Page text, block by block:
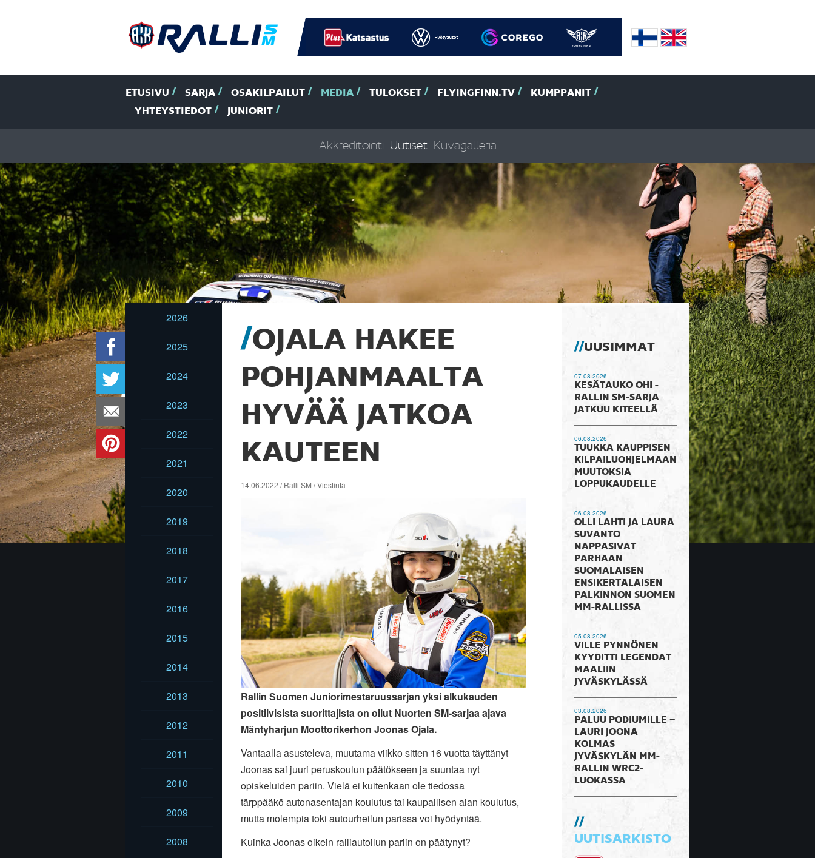
ETUSIVU SARJA OSAKILPAILUT MEDIA TULOKSET FLYINGFINN.TV
KUMPPANIT
YHTEYSTIEDOT
JUNIORIT
Akkreditointi Uutiset Kuvagalleria
2026
2025
2024
2023
2022
2021
2020
2019
2018
2017
2016
2015
2014
2013
2012
2011
2010
2009
2008
OJALA HAKEE
POHJANMAALTA
HYVÄÄ JATKOA
KAUTEEN
14.06.2022 / Ralli SM / Viestintä
Rallin Suomen Juniorimestaruussarjan yksi alkukauden
positiivisista suorittajista on ollut Nuorten SM-sarjaa ajava
Mäntyharjun Moottorikerhon Joonas Ojala.
Vantaalla asusteleva, muutama viikko sitten 16 vuotta täyttänyt
Joonas sai juuri peruskoulun päätökseen ja suuntaa nyt
opiskeluiden pariin. Vielä ei kuitenkaan ole tiedossa
tärppääkö autonasentajan koulutus tai kaupallisen alan koulutus,
mutta molempia toki autourheilun parissa voi hyödyntää.
Kuinka Joonas oikein ralliautoilun pariin on päätynyt?
UUSIMMAT
07.08.2026
KESÄTAUKO OHI -
RALLIN SM-SARJA
JATKUU KITEELLÄ
06.08.2026
TUUKKA KAUPPISEN
KILPAILUOHJELMAAN
MUUTOKSIA
LOPPUKAUDELLE
06.08.2026
OLLI LAHTI JA LAURA
SUVANTO
NAPPASIVAT
PARHAAN
SUOMALAISEN
ENSIKERTALAISEN
PALKINNON SUOMEN
MM-RALLISSA
05.08.2026
VILLE PYNNÖNEN
KYYDITTI LEGENDAT
MAALIIN
JYVÄSKYLÄSSÄ
03.08.2026
PALUU PODIUMILLE –
LAURI JOONA
KOLMAS
JYVÄSKYLÄN MM-
RALLIN WRC2-
LUOKASSA
UUTISARKISTO